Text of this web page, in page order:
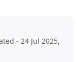
- 24 Jul 2025,